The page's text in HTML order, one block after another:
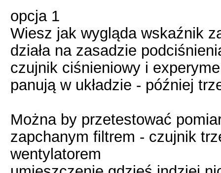
opcja 1
Wiesz jak wygląda wskaźnik
działa na zasadzie
czujnik ciśnieniowy i
panują w układzie - później
Można by przetestować
zapchanym filtrem - czujnik
wentylatorem